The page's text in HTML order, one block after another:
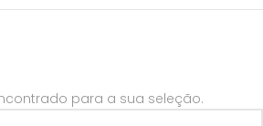
para a sua seleção.